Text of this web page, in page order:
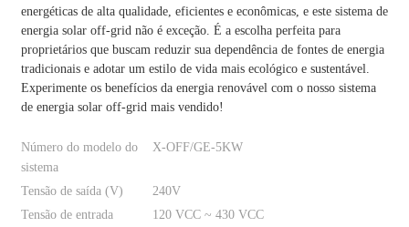
energéticas de alta qualidade, eficientes e econômicas, e este sistema de
energia solar off-grid não é exceção. É a escolha perfeita para
proprietários que buscam reduzir sua dependência de fontes de energia
tradicionais e adotar um estilo de vida mais ecológico e sustentável.
Experimente os benefícios da energia renovável com o nosso sistema
de energia solar off-grid mais vendido!
Número do modelo do
sistema
X-OFF/GE-5KW
Tensão de saída (V)
240V
Tensão de entrada
120 VCC ~ 430 VCC